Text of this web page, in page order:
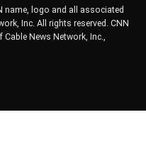
name, logo and all associated
Inc. All rights reserved. CNN
News Network, Inc.,